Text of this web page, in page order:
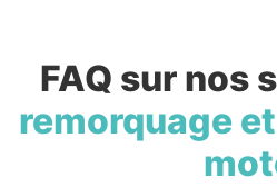
FAQ sur nos
remorquage